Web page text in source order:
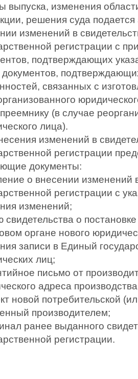
выпуска, изменения
решения суда
изменений в
регистрации с
подтверждающих
документов,
связанных с
(в случае
лица).
изменений в
регистрации
документы:
о внесении изменений
регистрации с
изменений;
свидетельства о
органе нового
записи в Единый
лиц;
письмо от
адреса
новой потребительской
производителем;
ранее выданного
регистрации.